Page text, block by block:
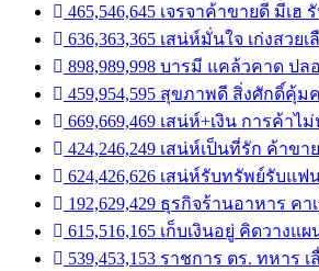
465,546,645 เจรจาค้าขายดี มีเฮ
636,363,365 เสน่ห์มั่นใจ เก่งสวยเ
898,989,998 บารมี แคล้วคาด ปล
459,954,595 สุขภาพดี สิ่งศักดิ์คุ้ม
669,669,469 เสน่ห์+เงิน การค้าไ
424,246,249 เสน่ห์เป็นที่รัก ค้าขา
624,426,626 เสน่ห์รับทรัพย์รับแฟ
192,629,429 ธุรกิจร้านอาหาร คา
615,516,165 เก็บเงินอยู่ คิดวางแ
539,453,153 ราชการ ตร. ทหาร